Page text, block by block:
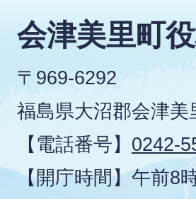
会津美里町
〒969-6292
福島県大沼郡会津
【電話番号】 0242-
【開庁時間】午前8